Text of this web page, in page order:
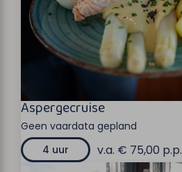
Aspergecruise
Geen vaardata gepland
4 uur
v.a. € 75,00 p.p.